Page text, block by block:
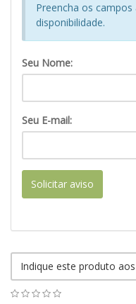
Preencha os
disponibilidade.
Seu Nome:
Seu E-mail:
Solicitar aviso
Indique este produto